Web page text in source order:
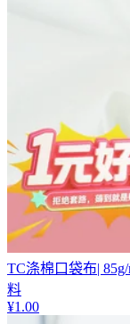
TC涤棉口袋布|
料
¥1.00